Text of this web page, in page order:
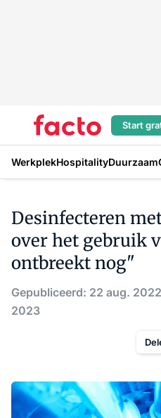
Start
WerkplekHospitalityDuurzaam
Desinfecteren
over het gebruik
ontbreekt nog"
Gepubliceerd: 22 aug. 2022
2023